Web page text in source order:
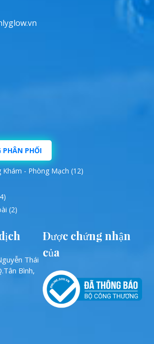
PHÂN PHỐI
Khám - Phòng Mạch (12)
(2)
Thái
Bình,
Được chứng nhận
của